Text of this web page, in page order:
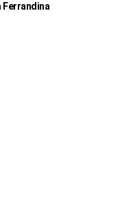
Ferrandina